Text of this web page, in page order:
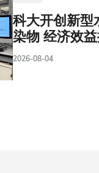
科大开创新型
染物 经济效
2026-08-04